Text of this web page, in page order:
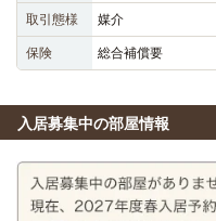
取引態様 媒介
保険 総合補償要
入居募集中の部屋情報